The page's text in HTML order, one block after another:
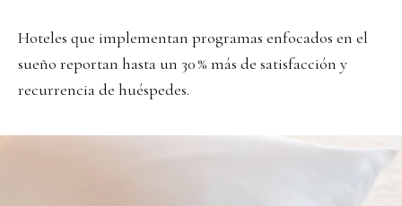
Hoteles que implementan programas enfocados en el
sueño reportan hasta un 30 % más de satisfacción y
recurrencia de huéspedes.